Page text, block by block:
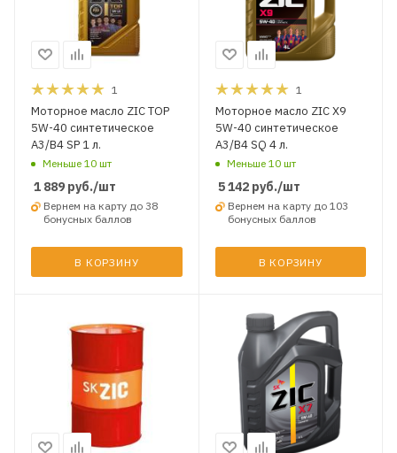
1
Моторное масло ZIC TOP
5W-40 синтетическое
A3/B4 SP 1 л.
Меньше 10 шт
1 889 руб./шт
Вернем на карту до 38
бонусных баллов
В КОРЗИНУ
1
Моторное масло ZIC X9
5W-40 синтетическое
A3/B4 SQ 4 л.
Меньше 10 шт
5 142руб./шт
Вернем на карту до 103
бонусных баллов
В КОРЗИНУ